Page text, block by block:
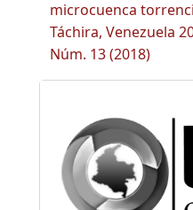
microcuenca
Táchira, Venezuela
Núm. 13 (2018)